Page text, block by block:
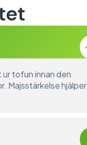
tofun innan den
Majsstärkelse hjälper